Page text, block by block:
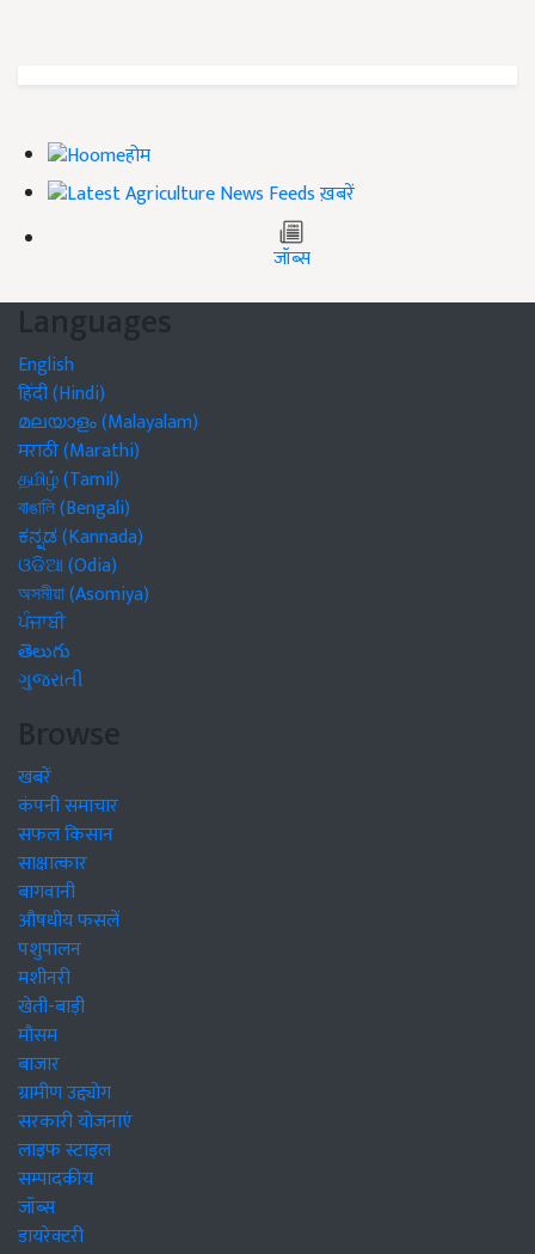
होम
ख़बरें
जॉब्स
Languages
English
हिंदी (Hindi)
മലയാളം (Malayalam)
मराठी (Marathi)
தமிழ் (Tamil)
বাঙালি (Bengali)
ಕನ್ನಡ (Kannada)
ଓଡିଆ (Odia)
অসমীয়া (Asomiya)
ਪੰਜਾਬੀ
తెలుగు
ગુજરાતી
Browse
खबरें
कंपनी समाचार
सफल किसान
साक्षात्कार
बागवानी
औषधीय फसलें
पशुपालन
मशीनरी
खेती-बाड़ी
मौसम
बाजार
ग्रामीण उद्द्योग
सरकारी योजनाएं
लाइफ स्टाइल
सम्पादकीय
जॉब्स
डायरेक्टरी